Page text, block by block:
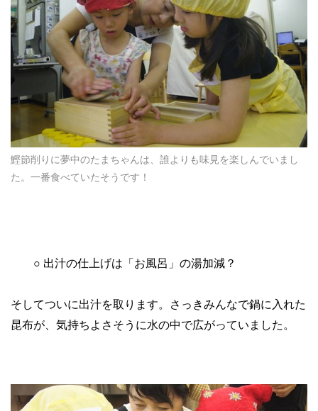
鰹節削りに夢中のたまちゃんは、誰よりも味見を楽しんでいまし
た。一番食べていたそうです！
○ 出汁の仕上げは「お風呂」の湯加減？
そしてついに出汁を取ります。さっきみんなで鍋に入れた
昆布が、気持ちよさそうに水の中で広がっていました。